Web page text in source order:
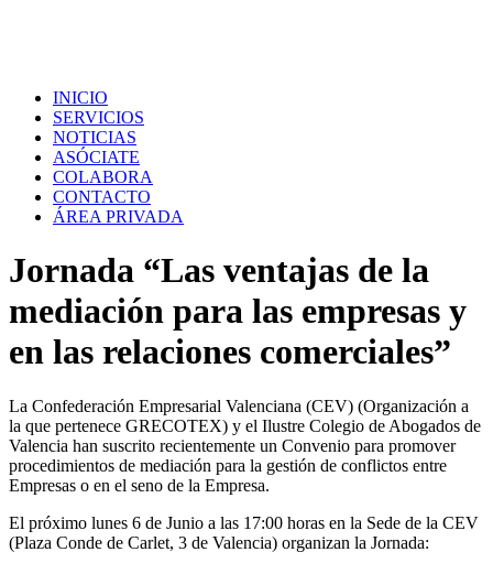
INICIO
SERVICIOS
NOTICIAS
ASÓCIATE
COLABORA
CONTACTO
ÁREA PRIVADA
Jornada “Las ventajas de la
mediación para las empresas y
en las relaciones comerciales”
La Confederación Empresarial Valenciana (CEV) (Organización a
la que pertenece GRECOTEX) y el Ilustre Colegio de Abogados de
Valencia han suscrito recientemente un Convenio para promover
procedimientos de mediación para la gestión de conflictos entre
Empresas o en el seno de la Empresa.
El próximo lunes 6 de Junio a las 17:00 horas en la Sede de la CEV
(Plaza Conde de Carlet, 3 de Valencia) organizan la Jornada: